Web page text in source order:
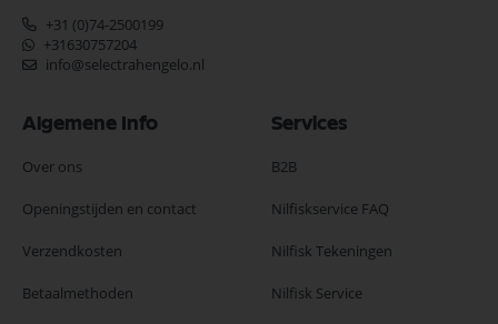
+31 (0)74-2500199
+31630757204
info@selectrahengelo.nl
Algemene Info
Over ons
Openingstijden en contact
Verzendkosten
Betaalmethoden
Services
B2B
Nilfiskservice FAQ
Nilfisk Tekeningen
Nilfisk Service